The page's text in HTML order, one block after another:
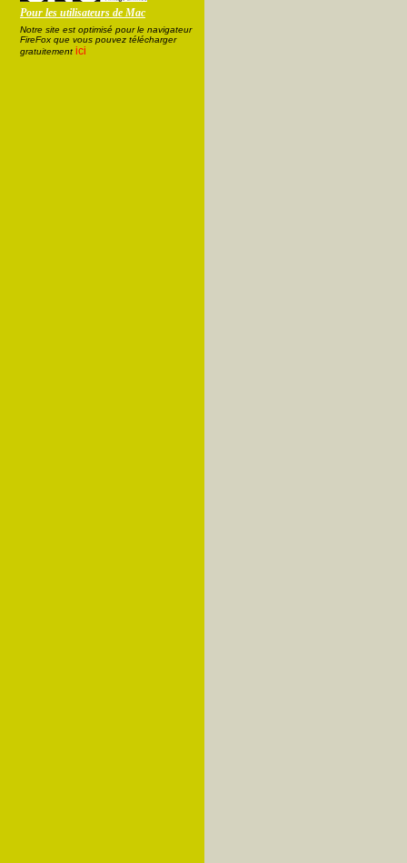
Pour les utilisateurs de Mac
Notre site est optimisé pour le navigateur
FireFox que vous pouvez télécharger
gratuitement ici